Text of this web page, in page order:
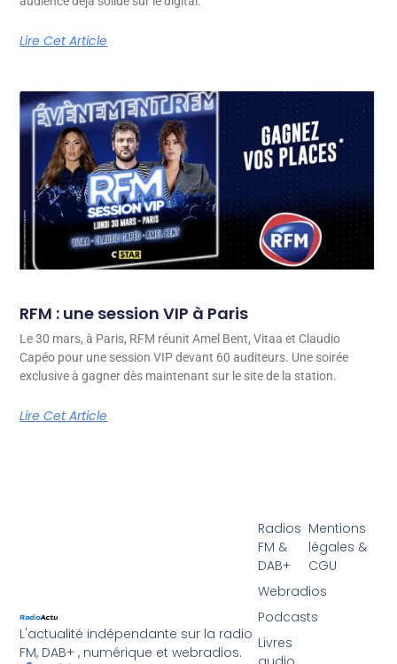
Lire Cet Article
RFM : une session VIP à Paris
Le 30 mars, à Paris, RFM réunit Amel Bent, Vitaa et Claudio
Capéo pour une session VIP devant 60 auditeurs. Une soirée
exclusive à gagner dès maintenant sur le site de la station.
Lire Cet Article
L'actualité indépendante sur la radio
FM, DAB+ , numérique et webradios.
Radios
FM &
DAB+
Webradios
Podcasts
Livres
Mentions
légales &
CGU